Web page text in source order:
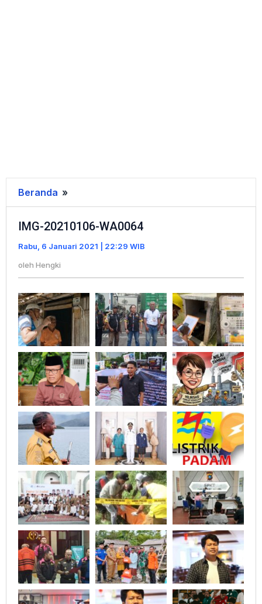
Beranda »
20210106-
WA0064
IMG-20210106-WA0064
Rabu, 6 Januari 2021 | 22:29 WIB
oleh Hengki